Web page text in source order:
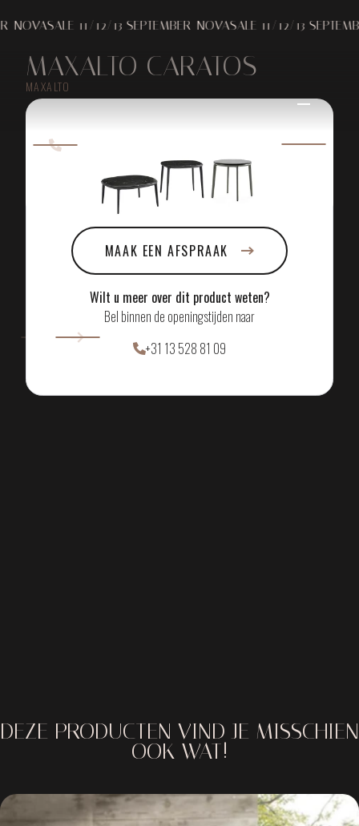
11/12/13 SEPTEMBER NOVASALE 11/12/13 SEPTEMBER
MAXALTO CARATOS
MAXALTO
ERVAAR HET ZELF IN
ONZE SHOWROOM
MAAK EEN AFSPRAAK
Wilt u meer over dit product weten?
Bel binnen de openingstijden naar
+31 13 528 81 09
DEZE PRODUCTEN VIND JE MISSCHIEN
OOK WAT!